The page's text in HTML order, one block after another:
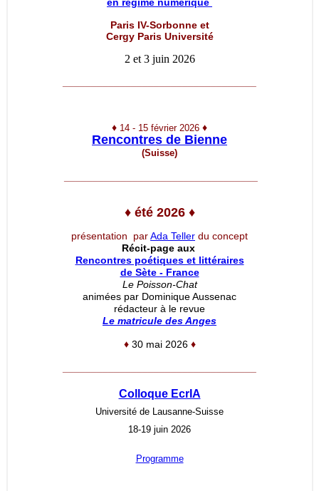
Paris IV-Sorbonne et
Cergy Paris Université
2 et 3 juin 2026
♦ 14 - 15 février 2026 ♦
Rencontres de Bienne
(Suisse)
♦été 2026 ♦
présentation parAda Teller du concept
Récit-page aux
Rencontres poétiques et littéraires
de Sète - France
Le Poisson-Chat
animées par Dominique Aussenac
rédacteur à le revue
Le matricule des Anges
♦ 30 mai 2026 ♦
Colloque EcrIA
Université de Lausanne-Suisse
18-19 juin 2026
Programme